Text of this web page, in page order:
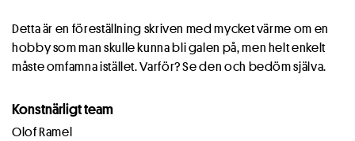
Detta är en föreställning skriven med mycket värme om en
hobby som man skulle kunna bli galen på, men helt enkelt
måste omfamna istället. Varför? Se den och bedöm själva.
Konstnärligt team
Olof Ramel